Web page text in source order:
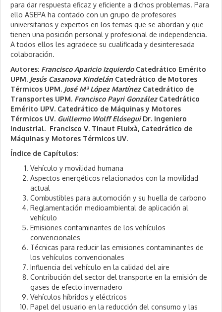
para dar respuesta eficaz y eficiente a dichos problemas. Para
ello ASEPA ha contado con un grupo de profesores
universitarios y expertos en los temas que se abordan y que
tienen una posición personal y profesional de independencia.
A todos ellos les agradece su cualificada y desinteresada
colaboración.
Autores: Francisco Aparicio Izquierdo Catedrático Emérito
UPM. Jesús Casanova Kindelán Catedrático de Motores
Térmicos UPM. José Mª López Martínez Catedrático de
Transportes UPM. Francisco Payri González Catedrático
Emérito UPV. Catedrático de Máquinas y Motores
Térmicos UV. Guillermo Wolff ElóseguiDr. Ingeniero
Industrial. Francisco V. Tinaut Fluixà, Catedrático de
Máquinas y Motores Térmicos UV.
Índice de Capítulos:
Vehículo y movilidad humana
Aspectos energéticos relacionados con la movilidad
actual
Combustibles para automoción y su huella de carbono
Reglamentación medioambiental de aplicación al
vehículo
Emisiones contaminantes de los vehículos
convencionales
Técnicas para reducir las emisiones contaminantes de
los vehículos convencionales
Influencia del vehículo en la calidad del aire
Contribución del sector del transporte en la emisión de
gases de efecto invernadero
Vehículos híbridos y eléctricos
Papel del usuario en la reducción del consumo y las